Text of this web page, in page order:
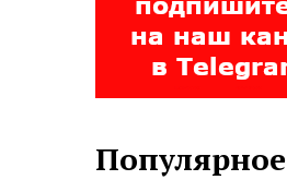
Популярное